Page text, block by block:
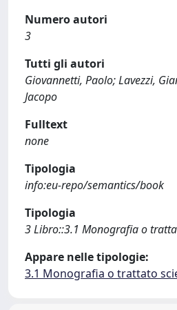
Numero autori
3
Tutti gli autori
Giovannetti, Paolo; Lavezzi,
Jacopo
Fulltext
none
Tipologia
info:eu-repo/semantics/book
Tipologia
3 Libro::3.1 Monografia o
Appare nelle tipologie:
3.1 Monografia o trattato